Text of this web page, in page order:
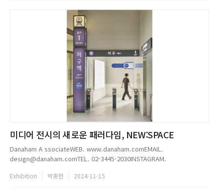
미디어 전시의 새로운 패러다임, NEW:SPACE
Danaham A ssociateWEB. www.danaham.comEMAIL.
design@danaham.comTEL. 02-3445-2030INSTAGRAM.
Exhibition 박종현 2024-11-15